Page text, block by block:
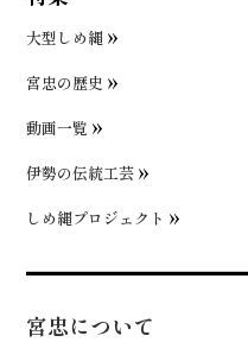
大型しめ縄
宮忠の歴史
動画一覧
伊勢の伝統工芸
しめ縄プロジェクト
宮忠について